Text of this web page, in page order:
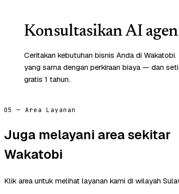
Konsultasikan AI
Ceritakan kebutuhan bisnis Anda di
yang sama dengan perkiraan biaya — dan
gratis 1 tahun.
05 — Area Layanan
Juga melayani area sekitar
Wakatobi
Klik area untuk melihat layanan kami di wilayah